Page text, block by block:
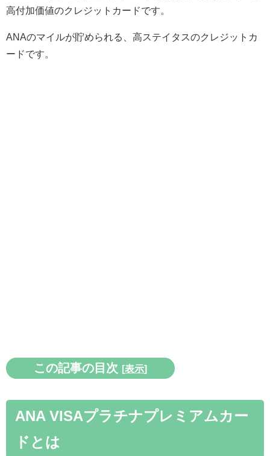
高付加価値のクレジットカードです。
ANAのマイルが貯められる、高ステイタスのクレジットカ
ードです。
この記事の目次 [表示]
ANA VISAプラチナプレミアムカー
ドとは